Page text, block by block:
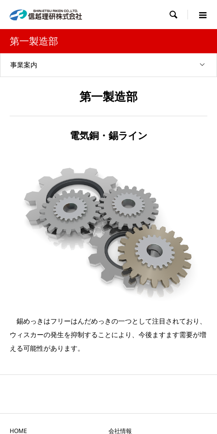

第一製造部
事業案内
第一製造部
電気銅・錫ライン
錫めっきはフリーはんだめっきの一つとして注目されており、
ウィスカーの発生を抑制することにより、今後ますます需要が増
える可能性があります。
HOME 会社情報